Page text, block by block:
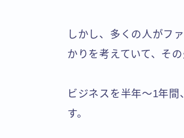
しかし、多くの人がフ
かりを考えていて、そ
ビジネスを半年〜1年
す。